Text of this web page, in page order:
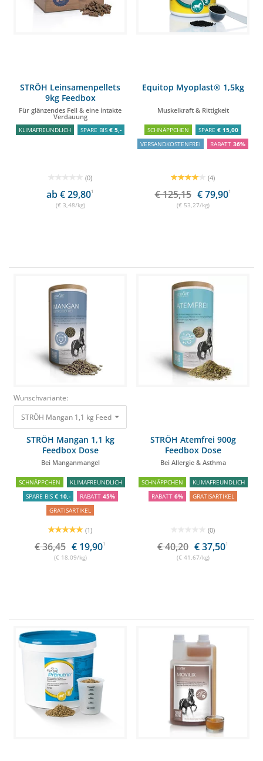
STRÖH Leinsamenpellets
9kg Feedbox
Für glänzendes Fell & eine intakte
Verdauung
KLIMAFREUNDLICH SPARE BIS € 5,-
(0)
ab € 29,801
(€ 3,48/kg)
Equitop Myoplast® 1,5kg
Muskelkraft & Rittigkeit
SCHNÄPPCHEN SPARE € 15,00
VERSANDKOSTENFREI
RABATT 36%
(4)
€ 125,15 € 79,901
(€ 53,27/kg)
Wunschvariante:
STRÖH Mangan 1,1 kg Feedbox Dose Bei Manganmangel
STRÖH Mangan 1,1 kg
Feedbox Dose
Bei Manganmangel
SCHNÄPPCHEN
KLIMAFREUNDLICH
SPARE BIS € 10,- RABATT 45%
GRATISARTIKEL
(1)
€ 36,45 € 19,901
(€ 18,09/kg)
STRÖH Atemfrei 900g
Feedbox Dose
Bei Allergie & Asthma
SCHNÄPPCHEN
KLIMAFREUNDLICH
RABATT 6% GRATISARTIKEL
(0)
€ 40,20 € 37,501
(€ 41,67/kg)